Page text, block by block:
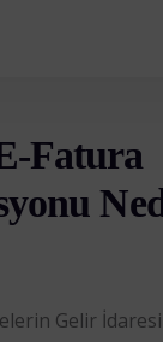
Fatura
Gelir İdaresi